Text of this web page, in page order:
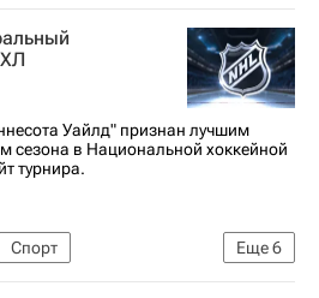
Никита Щербак
Тампа-Бэй Лайтнинг
Уайлд" признан лучшим
сезона в Национальной хоккейной
турнира.
Еще6
Спорт
Тарасенко